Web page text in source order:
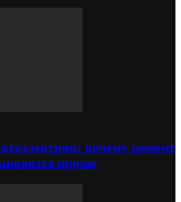
почему ремонт
проще